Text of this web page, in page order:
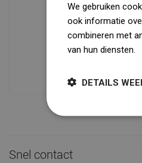
Beschikbaarheid
Een modern
oppervlakte van
dan 68.000
Snel contact
We gebruiken
ook informatie
combineren met
van hun diensten.
DETAILS